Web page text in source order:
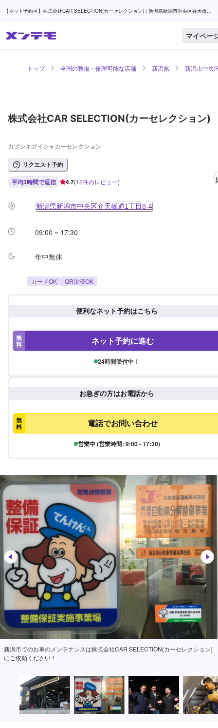
【ネット予約可】株式会社CAR SELECTION(カーセレクション) | 新潟県新潟市中央区弁天橋通
マイペー
トップ 全国の整備・修理可能な店舗 新潟県 新潟市中央
株式会社CAR SELECTION(カーセレクション)
カブシキガイシャカーセレクション
リクエスト予約
平均3時間で返信 4.7(12件のレビュー)
新潟県新潟市中央区弁天橋通1丁目8-4
09:00 ~ 17:30
年中無休
カードOK QR決済OK
便利なネット予約はこちら
無
料 ネット予約に進む
24時間受付中！
お急ぎの方はお電話から
無
料 電話でお問い合わせ
営業中 (営業時間: 9:00 - 17:30)
国家資格を持っている整備士がしっかりと点検致します。